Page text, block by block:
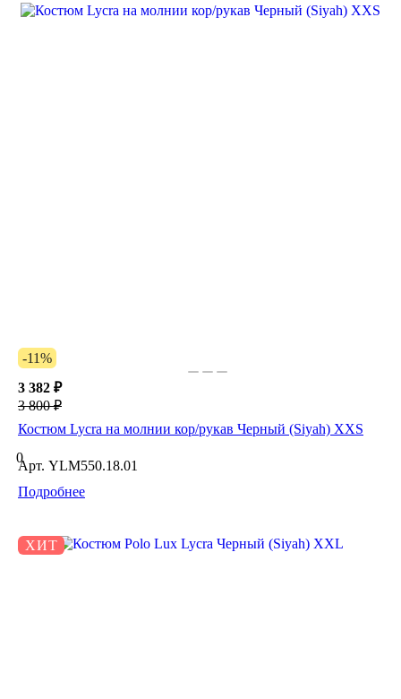
-11%
3 382 ₽
3 800 ₽
Костюм Lycra на молнии кор/рукав Черный (Siyah) XXS
0
Арт. YLM550.18.01
Подробнее
ХИТ